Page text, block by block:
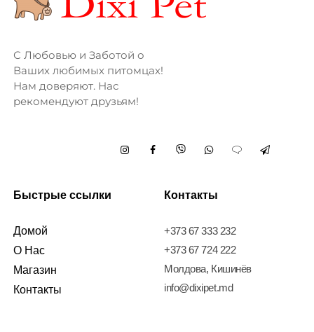
С Любовью и Заботой о
Ваших любимых питомцах!
Нам доверяют. Нас
рекомендуют друзьям!
Быстрые ссылки
Домой
О Нас
Магазин
Контакты
Контакты
+373 67 333 232
+373 67 724 222
Молдова, Кишинёв
info@dixipet.md